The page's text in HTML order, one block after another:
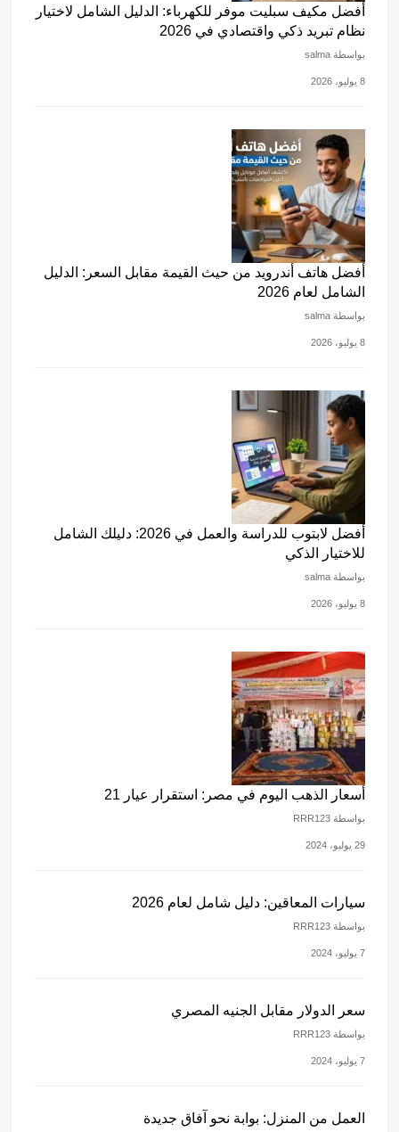
أفضل مكيف سبليت موفر للكهرباء: الدليل الشامل لاختيار
نظام تبريد ذكي واقتصادي في 2026
بواسطة salma
8 يوليو، 2026
أفضل هاتف أندرويد من حيث القيمة مقابل السعر: الدليل
الشامل لعام 2026
بواسطة salma
8 يوليو، 2026
أفضل لابتوب للدراسة والعمل في 2026: دليلك الشامل
للاختيار الذكي
بواسطة salma
8 يوليو، 2026
أسعار الذهب اليوم في مصر: استقرار عيار 21
بواسطة RRR123
29 يوليو، 2024
سيارات المعاقين: دليل شامل لعام 2026
بواسطة RRR123
7 يوليو، 2024
سعر الدولار مقابل الجنيه المصري
بواسطة RRR123
7 يوليو، 2024
العمل من المنزل: بوابة نحو آفاق جديدة